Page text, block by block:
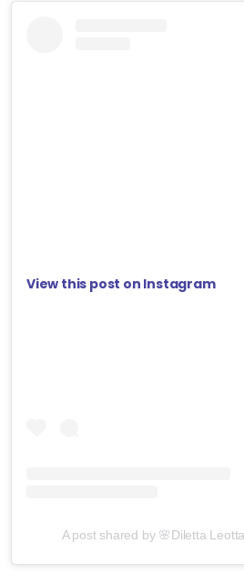
View this post on Instagram
A post shared by 🌸Diletta